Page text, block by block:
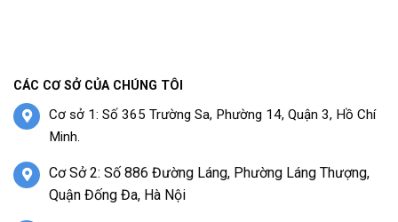
CÁC CƠ SỞ CỦA CHÚNG TÔI
Cơ sở 1: Số 365 Trường Sa, Phường 14, Quận 3, Hồ Chí
Minh.
Cơ Sở 2: Số 886 Đường Láng, Phường Láng Thượng,
Quận Đống Đa, Hà Nội